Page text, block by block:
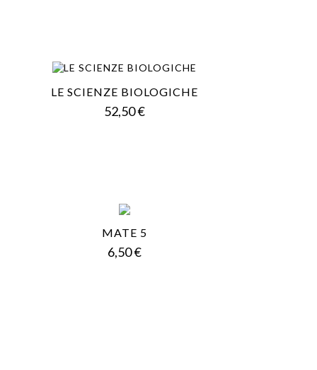
LE SCIENZE BIOLOGICHE
52,50 €Prezzo
MATE 5
6,50 €Prezzo